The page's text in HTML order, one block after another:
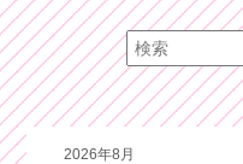
2026年8月